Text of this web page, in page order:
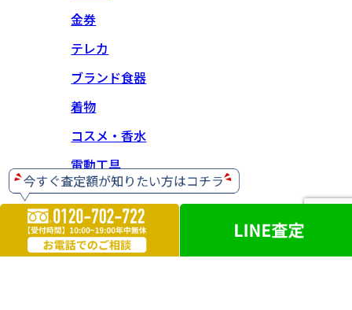
金券
テレカ
ブランド食器
着物
コスメ・香水
電動工具
ホビー・ゲーム
楽器